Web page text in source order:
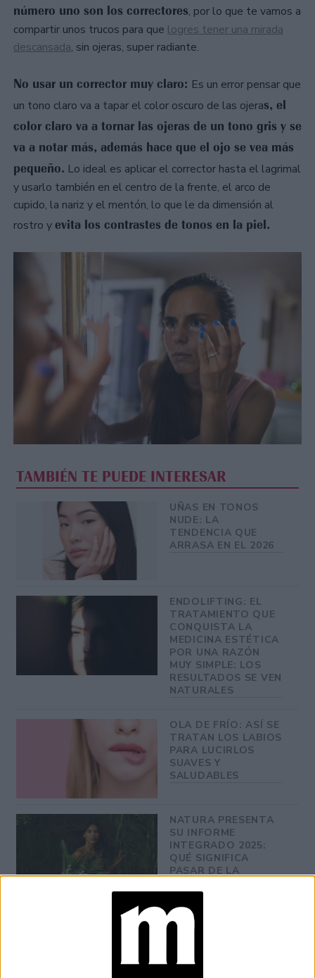
número uno son los correctores, por lo que te vamos a
compartir unos trucos para que logres tener una mirada
descansada, sin ojeras, super radiante.
No usar un corrector muy claro: Es un error pensar que
un tono claro va a tapar el color oscuro de las ojeras, el
color claro va a tornar las ojeras de un tono gris y se
va a notar más, además hace que el ojo se vea más
pequeño. Lo ideal es aplicar el corrector hasta el lagrimal
y usarlo también en el centro de la frente, el arco de
cupido, la nariz y el mentón, lo que le da dimensión al
rostro yevita los contrastes de tonos en la piel.
TAMBIÉN TE PUEDE INTERESAR
UÑAS EN TONOS
NUDE: LA
TENDENCIA QUE
ARRASA EN EL 2026
ENDOLIFTING: EL
TRATAMIENTO QUE
CONQUISTA LA
MEDICINA ESTÉTICA
POR UNA RAZÓN
MUY SIMPLE: LOS
RESULTADOS SE VEN
NATURALES
OLA DE FRÍO: ASÍ SE
TRATAN LOS LABIOS
PARA LUCIRLOS
SUAVES Y
SALUDABLES
NATURA PRESENTA
SU INFORME
INTEGRADO 2025:
QUÉ SIGNIFICA
PASAR DE LA
LA REGENERACIÓN
Usar el corrector como base: La idea es no sobrecargar